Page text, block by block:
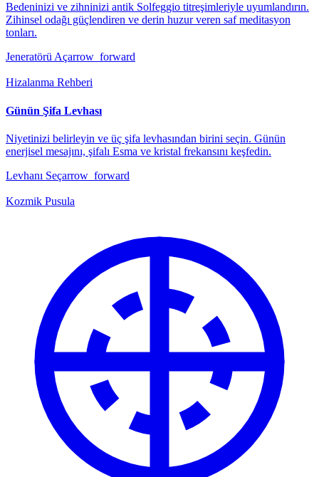
Bedeninizi ve zihninizi antik Solfeggio titreşimleriyle uyumlandırın.
Zihinsel odağı güçlendiren ve derin huzur veren saf meditasyon
tonları.
Jeneratörü Açarrow_forward
Hizalanma Rehberi
Günün Şifa Levhası
Niyetinizi belirleyin ve üç şifa levhasından birini seçin. Günün
enerjisel mesajını, şifalı Esma ve kristal frekansını keşfedin.
Levhanı Seçarrow_forward
Kozmik Pusula